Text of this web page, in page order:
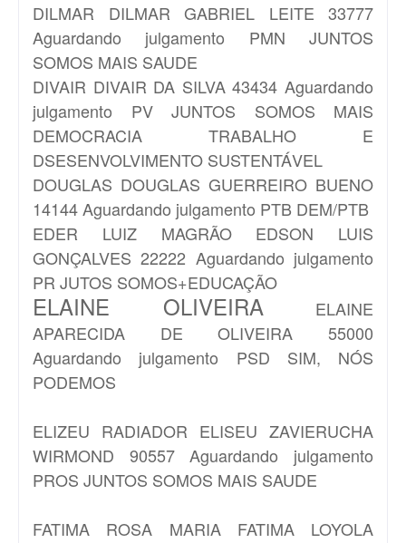
DILMAR DILMAR GABRIEL LEITE 33777
Aguardando julgamento PMN JUNTOS
SOMOS MAIS SAUDE
DIVAIR DIVAIR DA SILVA 43434 Aguardando
julgamento PV JUNTOS SOMOS MAIS
DEMOCRACIA TRABALHO E
DSESENVOLVIMENTO SUSTENTÁVEL
DOUGLAS DOUGLAS GUERREIRO BUENO
14144 Aguardando julgamento PTB DEM/PTB
EDER LUIZ MAGRÃOEDSON LUIS
GONÇALVES 22222 Aguardando julgamento
PR JUTOS SOMOS+EDUCAÇÃO
ELAINE OLIVEIRA ELAINE
APARECIDA DE OLIVEIRA 55000
Aguardando julgamento PSD SIM, NÓS
PODEMOS
ELIZEU RADIADOR ELISEU ZAVIERUCHA
WIRMOND 90557 Aguardando julgamento
PROS JUNTOS SOMOS MAIS SAUDE
FATIMA ROSA MARIA FATIMA LOYOLA